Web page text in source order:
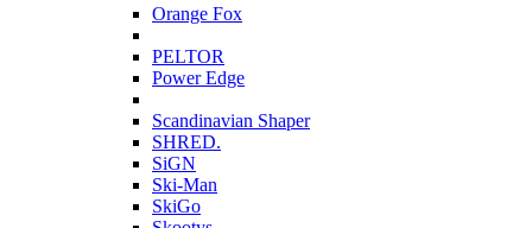
Orange Fox
PELTOR
Power Edge
Scandinavian Shaper
SHRED.
SiGN
Ski-Man
SkiGo